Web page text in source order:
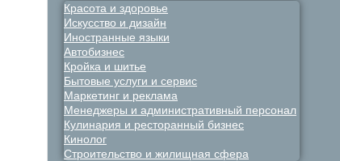
Красота и здоровье
Искусство и дизайн
Иностранные языки
Автобизнес
Кройка и шитье
Бытовые услуги и сервис
Маркетинг и реклама
Менеджеры и административный персонал
Кулинария и ресторанный бизнес
Кинолог
Строительство и жилищная сфера